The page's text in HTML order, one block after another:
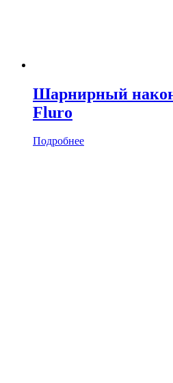
Шарнирный
Fluro
Подробнее